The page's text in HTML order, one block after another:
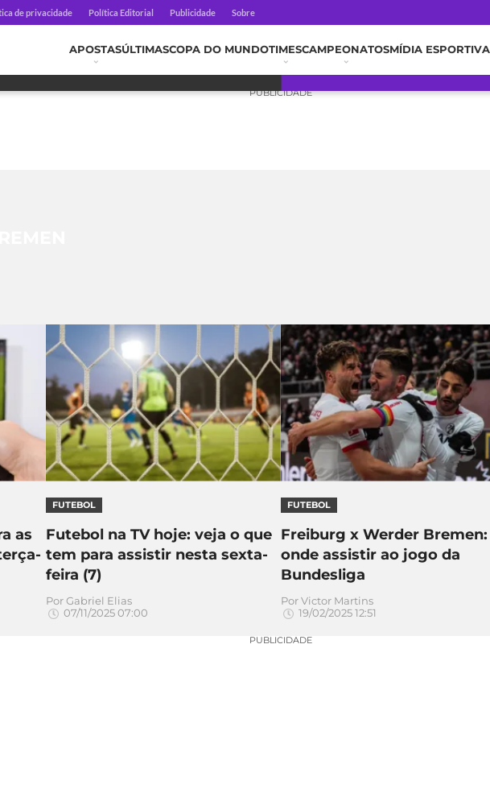
de privacidade Política Editorial Publicidade Sobre
APOSTASÚLTIMASCOPA DO MUNDOTIMESCAMPEONATOSMÍDIA ESPORTIVA
PUBLICIDADE
as
FUTEBOL
Futebol na TV hoje: veja o que
tem para assistir nesta sexta-
feira (7)
Por Gabriel Elias
07/11/2025 07:00
FUTEBOL
Freiburg x Werder Bremen:
onde assistir ao jogo da
Bundesliga
Por Victor Martins
19/02/2025 12:51
PUBLICIDADE